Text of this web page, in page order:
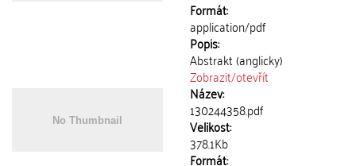
Formát:
application/pdf
Popis:
Abstrakt (anglicky)
Zobrazit/otevřít
Název:
130244358.pdf
Velikost:
378.1Kb
Formát: